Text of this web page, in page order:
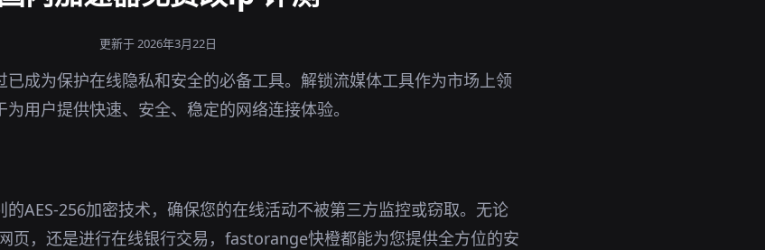
更新于 2026年3月22日
成为保护在线隐私和安全的必备工具。解锁流媒体工具作为市场上领
用户提供快速、安全、稳定的网络连接体验。
AES-256加密技术，确保您的在线活动不被第三方监控或窃取。无论
页，还是进行在线银行交易，fastorange快橙都能为您提供全方位的安